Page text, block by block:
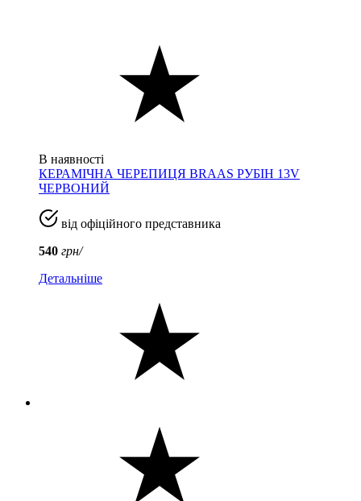
В наявності
КЕРАМІЧНА ЧЕРЕПИЦЯ BRAAS РУБІН 13V
ЧЕРВОНИЙ
від офіційного представника
540 грн/
Детальніше